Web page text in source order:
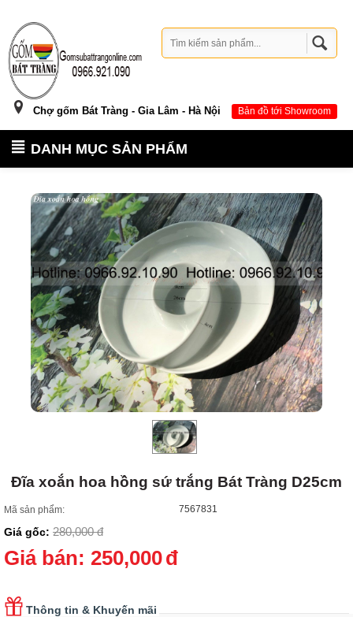
Chợ gốm Bát Tràng - Gia Lâm - Hà Nội Bản đồ tới Showroom
DANH MỤC SẢN PHẨM
Đĩa xoắn hoa hồng sứ trắng Bát Tràng D25cm
Mã sản phẩm: 7567831
Giá gốc: 280,000 đ
Giá bán: 250,000đ
Thông tin & Khuyến mãi